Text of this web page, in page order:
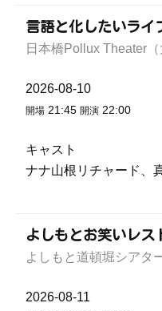
言語と化したいライ
日本橋Pollux Theater（
2026-08-10
開場 21:45 開演 22:00
キャスト
ナナ山根リチャード、
よしもとお笑いレス
よしもと道頓堀シアタ
2026-08-11